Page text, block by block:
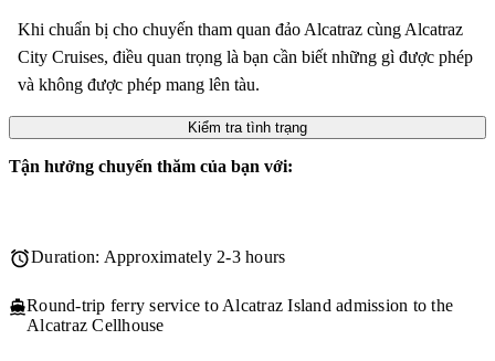
Khi chuẩn bị cho chuyến tham quan đảo Alcatraz cùng Alcatraz
City Cruises, điều quan trọng là bạn cần biết những gì được phép
và không được phép mang lên tàu.
Kiểm tra tình trạng
Tận hưởng chuyến thăm của bạn với:
Duration: Approximately 2-3 hours
Round-trip ferry service to Alcatraz Island admission to the
Alcatraz Cellhouse